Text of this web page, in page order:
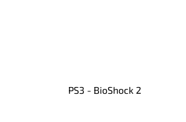
PS3 - BioShock 2